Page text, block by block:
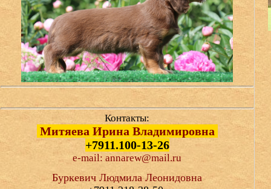
Контакты:
Митяева Ирина Владимировна
+7911.100-13-26
e-mail: annarew@mail.ru
Буркевич Людмила Леонидовна